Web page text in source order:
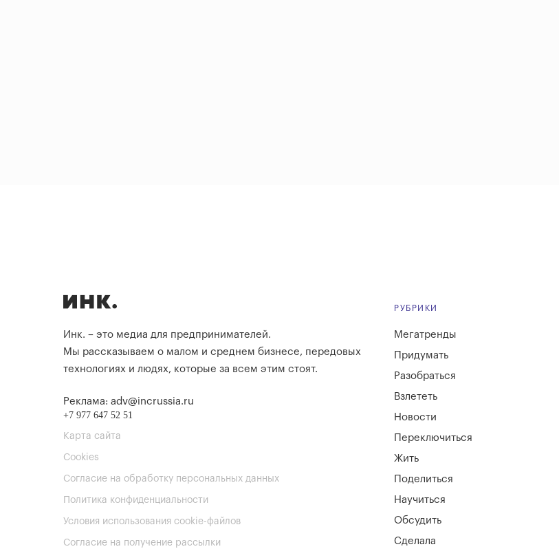
Инк. – это медиа для предпринимателей.
Мы рассказываем о малом и среднем бизнесе, передовых
технологиях и людях, которые за всем этим стоят.
Реклама: adv@incrussia.ru
+7 977 647 52 51
Карта сайта
Cookies
Согласие на обработку персональных данных
Политика конфиденциальности
Условия использования cookie-файлов
Согласие на получение рассылки
РУБРИКИ
Мегатренды
Придумать
Разобраться
Взлететь
Новости
Переключиться
Жить
Поделиться
Научиться
Обсудить
Сделала